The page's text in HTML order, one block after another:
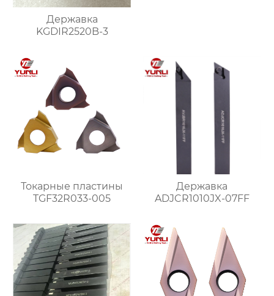
Державка
KGDIR2520B-3
Токарные пластины
TGF32R033-005
Державка
ADJCR1010JX-07FF